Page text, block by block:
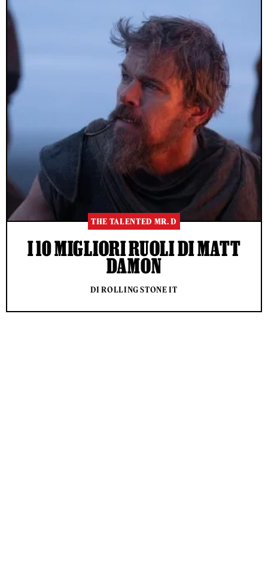
THE TALENTED MR. D
I 10 MIGLIORI RUOLI DI MATT
DAMON
DI ROLLING STONE IT